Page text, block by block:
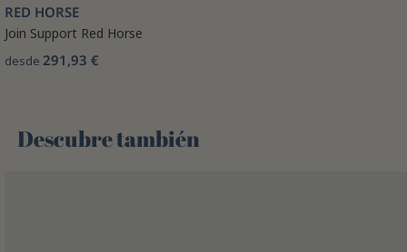
RED HORSE
Join Support Red Horse
desde 291,93 €
Descubre también 🌻